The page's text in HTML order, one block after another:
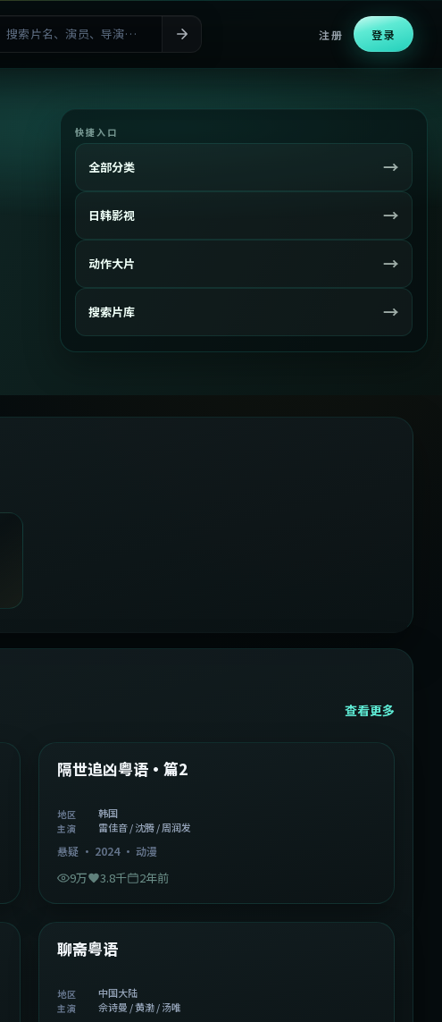
注册 登录
快捷入口
全部分类 →
日韩影视 →
动作大片 →
搜索片库 →
查看更多
精选
2:05:21
隔世追凶粤语·篇2
地区 韩国
主演 雷佳音 / 沈腾 / 周润发
悬疑· 2024· 动漫
9万 3.8千 2年前
精选
中国大陆 2:02:43
聊斋粤语
地区 中国大陆
主演 佘诗曼 / 黄渤 / 汤唯